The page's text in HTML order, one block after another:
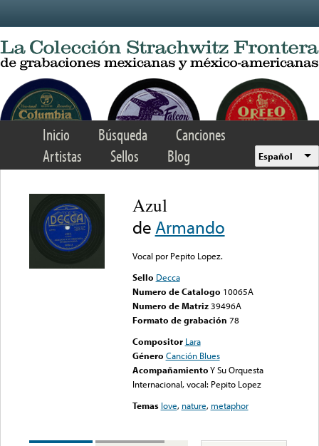
Inicio Búsqueda
Canciones
Artistas
Sellos Blog Español
Azul
de Armando
Vocal por Pepito Lopez.
Sello Decca
Numero de Catalogo 10065A
Numero de Matriz 39496A
Formato de grabación 78
Compositor Lara
Género Canción Blues
AcompañamientoY Su Orquesta
Internacional, vocal: Pepito Lopez
Temas love, nature, metaphor